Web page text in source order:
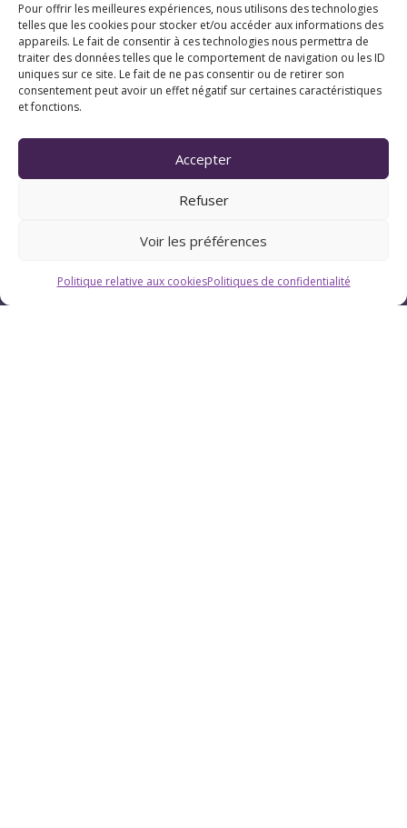
Pour offrir les meilleures expériences, nous utilisons des technologies
telles que les cookies pour stocker et/ou accéder aux informations des
appareils. Le fait de consentir à ces technologies nous permettra de
traiter des données telles que le comportement de navigation ou les ID
uniques sur ce site. Le fait de ne pas consentir ou de retirer son
consentement peut avoir un effet négatif sur certaines caractéristiques
et fonctions.
Accepter
Refuser
Voir les préférences
Politique relative aux cookiesPolitiques de confidentialité